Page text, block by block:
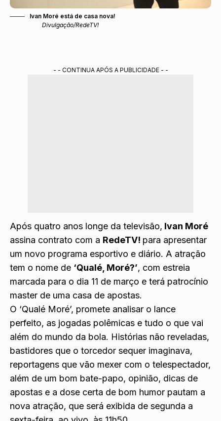
Ivan Moré está de casa nova!
Divulgação/RedeTV!
- - CONTINUA APÓS A PUBLICIDADE - -
Após quatro anos longe da televisão, Ivan Moré
assina contrato com a RedeTV! para apresentar
um novo programa esportivo e diário. A atração
tem o nome de ‘Qualé, Moré?’, com estreia
marcada para o dia 11 de março e terá patrocínio
master de uma casa de apostas.
O ‘Qualé Moré’, promete analisar o lance
perfeito, as jogadas polêmicas e tudo o que vai
além do mundo da bola. Histórias não reveladas,
bastidores que o torcedor sequer imaginava,
reportagens que vão mexer com o telespectador,
além de um bom bate-papo, opinião, dicas de
apostas e a dose certa de bom humor pautam a
nova atração, que será exibida de segunda a